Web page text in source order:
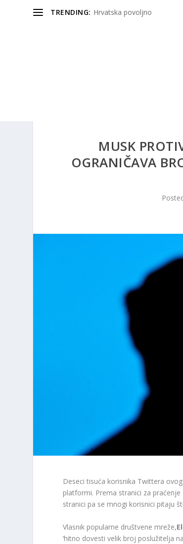
TRENDING: Hrvatska povoljno
MUSK
OGRANIČAVA
Deseci tisuća korisnika Twittera
platformi. Prema stranici za
stranici pa se mnogi korisnici pitaju
Vlasnik popularne društvene mreže,
‘hitno dovesti velik broj poslužitelja